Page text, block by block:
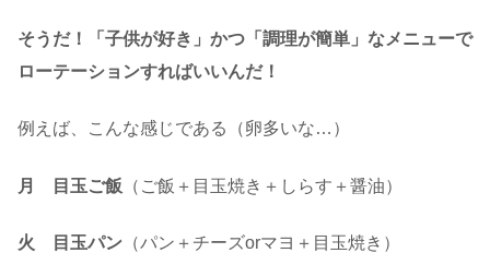
そうだ！「子供が好き」かつ「調理が簡単」なメニューで
ローテーションすればいいんだ！
例えば、こんな感じである（卵多いな…）
月 目玉ご飯 （ご飯＋目玉焼き＋しらす＋醤油）
火 目玉パン （パン＋チーズorマヨ＋目玉焼き）